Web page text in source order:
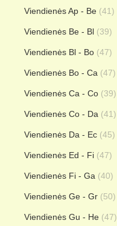
Viendienės Ap - Be (41)
Viendienės Be - Bl (39)
Viendienės Bl - Bo (47)
Viendienės Bo - Ca (47)
Viendienės Ca - Co (39)
Viendienės Co - Da (41)
Viendienės Da - Ec (45)
Viendienės Ed - Fi (47)
Viendienės Fi - Ga (40)
Viendienės Ge - Gr (50)
Viendienės Gu - He (47)